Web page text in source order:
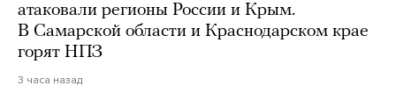
атаковали регионы России и Крым.
В Самарской области и Краснодарском крае
горят НПЗ
3 часа назад